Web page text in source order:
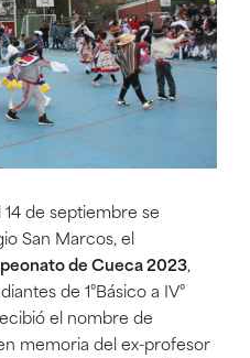
de septiembre se
San Marcos, el
de Cueca 2023,
de 1°Básico a IV°
el nombre de
memoria del ex-profesor